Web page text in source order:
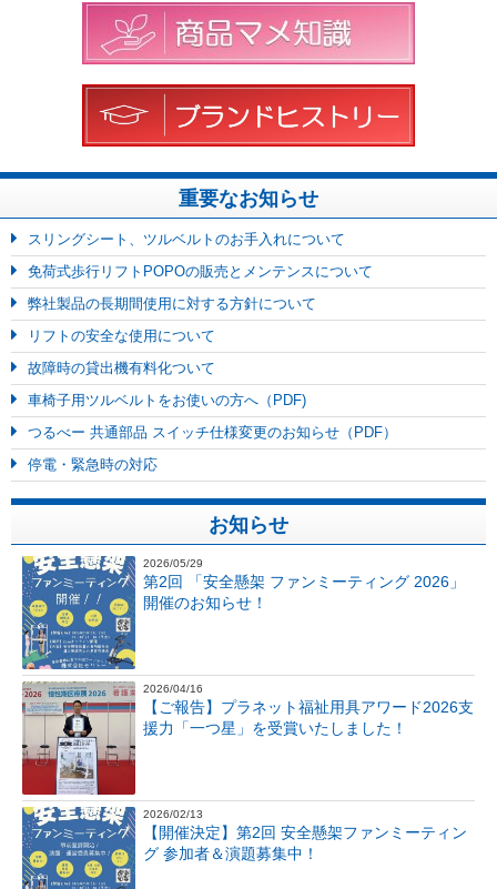
重要なお知らせ
スリングシート、ツルベルトのお手入れについて
免荷式歩行リフトPOPOの販売とメンテンスについて
弊社製品の長期間使用に対する方針について
リフトの安全な使用について
故障時の貸出機有料化ついて
車椅子用ツルベルトをお使いの方へ（PDF)
つるべー 共通部品 スイッチ仕様変更のお知らせ（PDF）
停電・緊急時の対応
お知らせ
2026/05/29
第2回 「安全懸架 ファンミーティング 2026」
開催のお知らせ！
2026/04/16
【ご報告】プラネット福祉用具アワード2026支
援力「一つ星」を受賞いたしました！
2026/02/13
【開催決定】第2回 安全懸架ファンミーティン
グ 参加者＆演題募集中！